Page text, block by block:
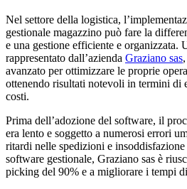
Nel settore della logistica,
gestionale magazzino può fare la
e una gestione efficiente e organizzata.
rappresentato dall’azienda Graziano sas
avanzato per ottimizzare le proprie
ottenendo risultati notevoli in termini di
costi.
Prima dell’adozione del software, il
era lento e soggetto a numerosi errori
ritardi nelle spedizioni e
software gestionale, Graziano sas è
picking del 90% e a migliorare i tempi